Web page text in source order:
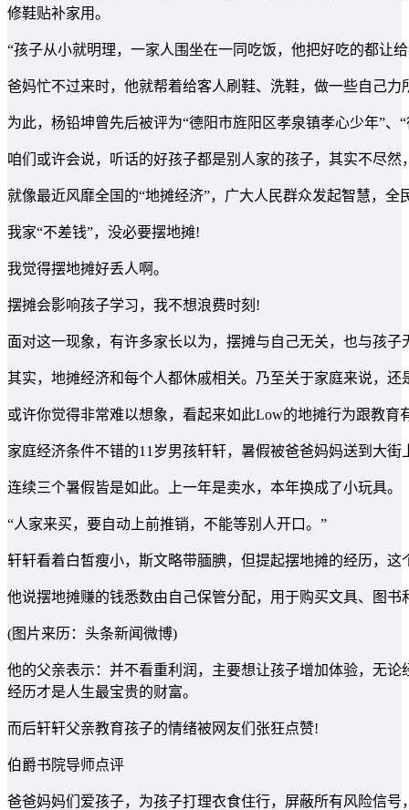
修鞋贴补家用。
“孩子从小就明理，一家人围坐在一同吃饭，他把好吃的都让
爸妈忙不过来时，他就帮着给客人刷鞋、洗鞋，做一些自己
为此，杨铅坤曾先后被评为“德阳市旌阳区孝泉镇孝心少年”
咱们或许会说，听话的好孩子都是别人家的孩子，其实不尽
就像最近风靡全国的“地摊经济”，广大人民群众发起智慧，
我家“不差钱”，没必要摆地摊!
我觉得摆地摊好丢人啊。
摆摊会影响孩子学习，我不想浪费时刻!
面对这一现象，有许多家长以为，摆摊与自己无关，也与孩
其实，地摊经济和每个人都休戚相关。乃至关于家庭来说，还
或许你觉得非常难以想象，看起来如此Low的地摊行为跟教
家庭经济条件不错的11岁男孩轩轩，暑假被爸爸妈妈送到大街
连续三个暑假皆是如此。上一年是卖水，本年换成了小玩具。
“人家来买，要自动上前推销，不能等别人开口。”
轩轩看着白皙瘦小，斯文略带腼腆，但提起摆地摊的经历，
他说摆地摊赚的钱悉数由自己保管分配，用于购买文具、图书
(图片来历：头条新闻微博)
他的父亲表示：并不看重利润，主要想让孩子增加体验，无
经历才是人生最宝贵的财富。
而后轩轩父亲教育孩子的情绪被网友们张狂点赞!
伯爵书院导师点评
爸爸妈妈们爱孩子，为孩子打理衣食住行，屏蔽所有风险信号